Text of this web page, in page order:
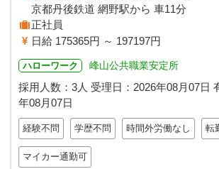
京都丹後鉄道 網野駅から 車11分
正社員
日給 175365円 ～ 197197円
ハローワーク 峰山公共職業安定所
採用人数：3人 受理日： 2026年08月07日
年08月07日
経験不問 学歴不問 時間外労働なし 転
マイカー通勤可